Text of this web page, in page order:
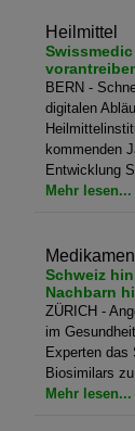
Heilmittel
BERN -
digitalen
kommenden
Entwicklung
Mehr lesen...
Schweiz
Nachbarn
ZÜRICH -
im
Experten das
Biosimilars
Mehr lesen...